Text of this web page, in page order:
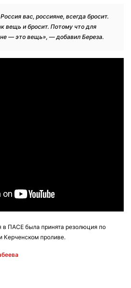
вас, россияне, всегда бросит.
вещь и бросит. Потому что для
— это вещь», — добавил Береза.
в ПАСЕ была принята резолюция по
Керченском проливе.